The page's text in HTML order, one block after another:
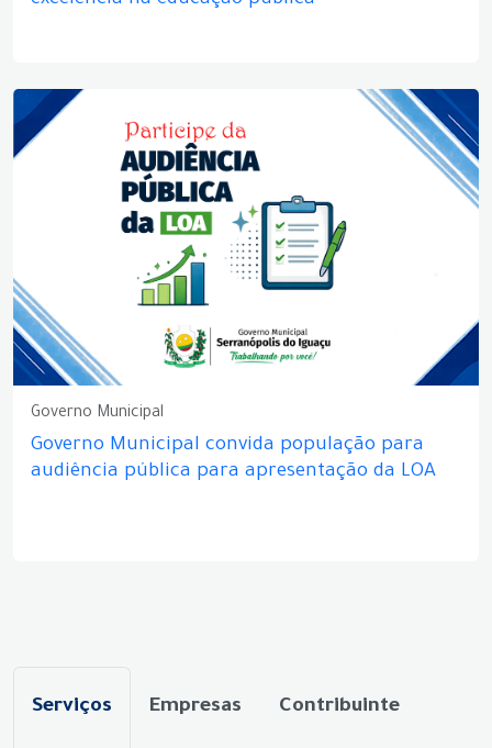
Governo Municipal
Governo Municipal convida população para
audiência pública para apresentação da LOA
Serviços Empresas Contribuinte